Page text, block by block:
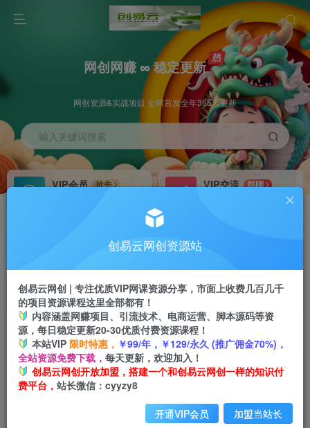
网创网赚 ∞ 稳定更新
网创资源&实战项目 全网首发全年365天更新
输入关键词搜索
VIP会员
抢先
VIP交流
群聊
研究探讨更多创业项目路子。
会员专属推广链接
挂机 项目
脚本卡密
APP下载
GO
首页 创业课程 会员免费 正文
拆解抖音手绘短视频引流玩法，手把手教你制作手
绘视频，起号引流两不误
关注
创易云网创资源站
创易云网创 | 专注优质VIP网课资源分享，市面上收费几百几千
的项目资源课程这里全部都有！
内容涵盖网赚项目、引流技术、电商运营、脚本源码等资
源，每日稳定更新20-30优质付费资源课程！
本站VIP 限时特惠， ￥99/年，￥129/永久 (推广佣金70%)，
全站资源免费下载， 每天更新，欢迎加入！
创易云网创开放加盟，搭建一个和创易云网创一样的知识付
费平台， 站长微信：cyyzy8
开通VIP会员 加盟当站长